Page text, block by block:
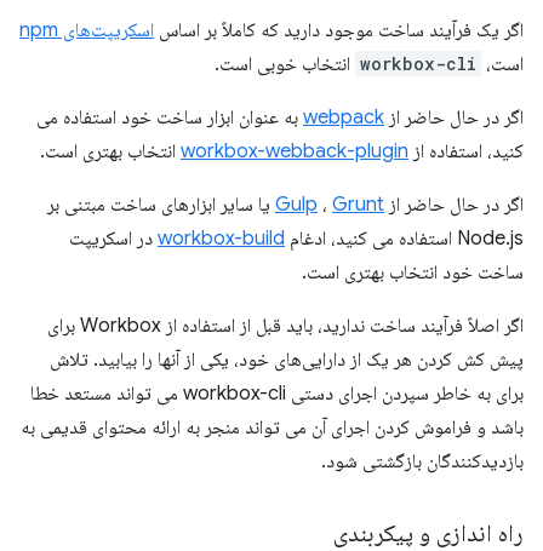
اگر یک فرآیند ساخت موجود دارید که کاملاً بر اساس اسکریپت‌های npm
است، workbox-cli انتخاب خوبی است.
اگر در حال حاضر از webpack به عنوان ابزار ساخت خود استفاده می
کنید، استفاده از workbox-webback-plugin انتخاب بهتری است.
اگر در حال حاضر از Gulp ، Grunt
یا سایر ابزارهای ساخت مبتنی بر
Node.js استفاده می کنید، ادغام
workbox-build در اسکریپت
ساخت خود انتخاب بهتری است.
اگر اصلاً فرآیند ساخت ندارید، باید قبل از استفاده از Workbox برای
پیش کش کردن هر یک از دارایی‌های خود، یکی از آنها را بیابید. تلاش
برای به خاطر سپردن اجرای دستی workbox-cli می تواند مستعد خطا
باشد و فراموش کردن اجرای آن می تواند منجر به ارائه محتوای قدیمی به
بازدیدکنندگان بازگشتی شود.
راه اندازی و پیکربندی